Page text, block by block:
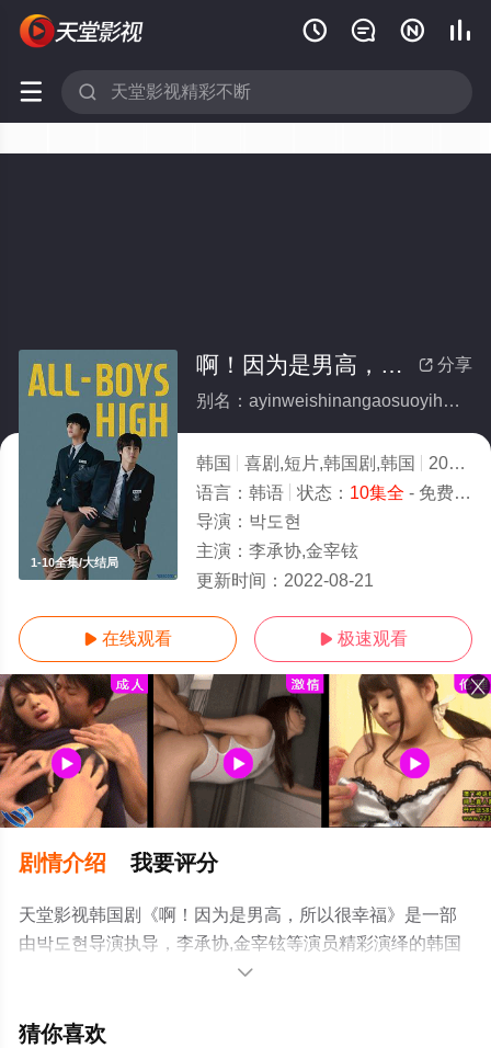
   
 
1-10全集/大结局
 分享
啊！因为是男高，所以很幸福(全集)
别名：ayinweishinangaosuoyihenxingfu
韩国 喜剧,短片,韩国剧,韩国 2019
语言： 韩语 状态： 10集全 - 免费在线观看
导演： 박도현
主演： 李承协,金宰铉
更新时间： 2022-08-21
 在线观看  极速观看
剧情介绍 我要评分
天堂影视韩国剧《啊！因为是男高，所以很幸福》是一部
由박도현导演执导，李承协,金宰铉等演员精彩演绎的韩国
电视剧，大结局剧情已揭晓（1-10全集），手机免费观看
信息可移步至豆瓣电视剧、电视猫或剧情网等平台了解。

猜你喜欢